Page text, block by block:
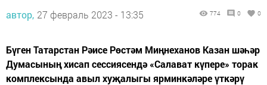
автор, 27 февраль 2023 - 13:35 774 0 0
Бүген Татарстан Рәисе Рөстәм Миңнеханов Казан шәһәр
Думасының хисап сессиясендә «Салават күпере» торак
комплексында авыл хуҗалыгы ярминкәләре үткәрү